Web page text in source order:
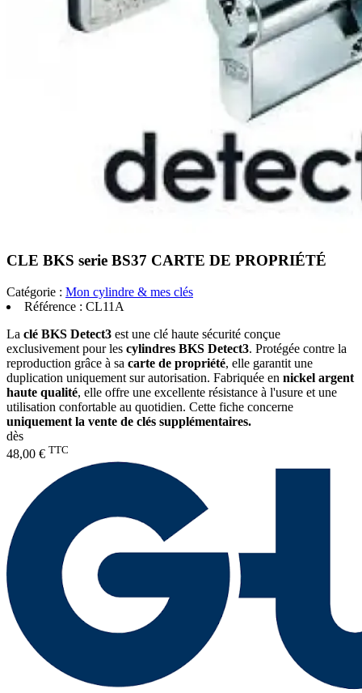
CLE BKS serie BS37 CARTE DE PROPRIÉTÉ
Catégorie : Mon cylindre & mes clés
Référence : CL11A
La clé BKS Detect3 est une clé haute sécurité conçue
exclusivement pour les cylindres BKS Detect3. Protégée contre la
reproduction grâce à sa carte de propriété, elle garantit une
duplication uniquement sur autorisation. Fabriquée en nickel argent
haute qualité, elle offre une excellente résistance à l'usure et une
utilisation confortable au quotidien. Cette fiche concerne
uniquement la vente de clés supplémentaires.
dès
48,00 € TTC